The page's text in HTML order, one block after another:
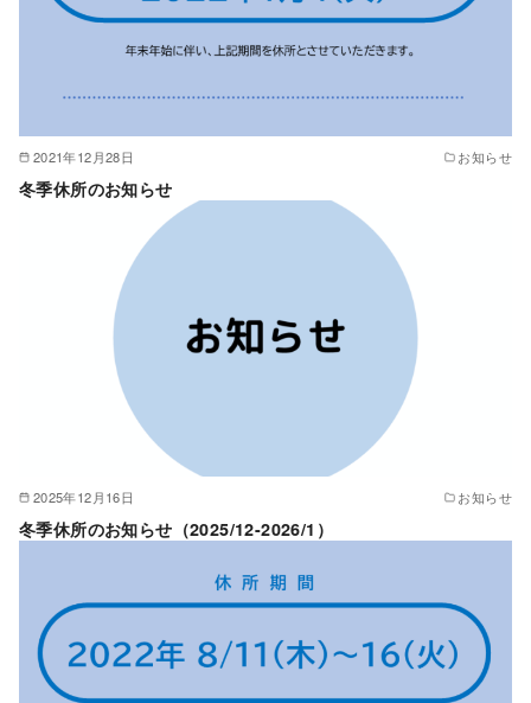
2021年12月28日 お知らせ
冬季休所のお知らせ
2025年12月16日 お知らせ
冬季休所のお知らせ（2025/12-2026/1）